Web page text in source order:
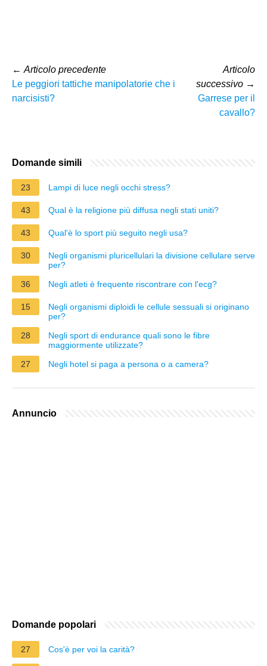
← Articolo precedente
Le peggiori tattiche manipolatorie che i
narcisisti?
Articolo
successivo →
Garrese per il
cavallo?
Domande simili
23 Lampi di luce negli occhi stress?
43 Qual è la religione più diffusa negli stati uniti?
43 Qual'è lo sport più seguito negli usa?
30
Negli organismi pluricellulari la divisione cellulare serve
per?
36
Negli atleti è frequente riscontrare con l'ecg?
15
Negli organismi diploidi le cellule sessuali si originano
per?
28
Negli sport di endurance quali sono le fibre
maggiormente utilizzate?
27
Negli hotel si paga a persona o a camera?
Annuncio
Domande popolari
27 Cos'è per voi la carità?